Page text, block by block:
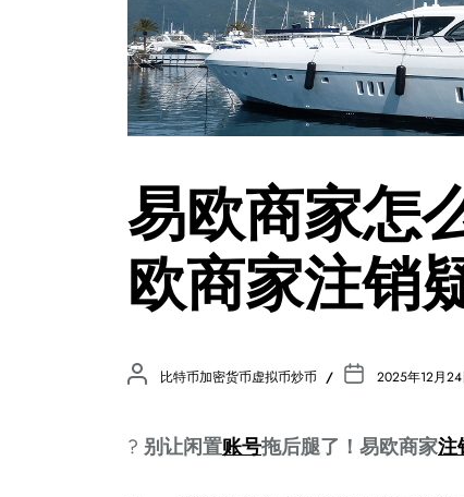
易欧商家怎
欧商家注销
比特币加密货币虚拟币炒币 2025年12月24
? 别让闲置账号拖后腿了！易欧商家注